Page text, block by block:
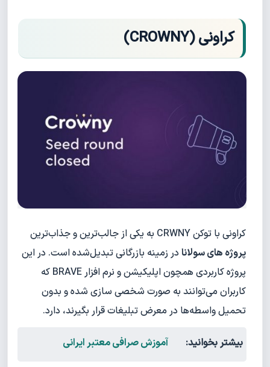
کراونی (CROWNY)
کراونی با توکن CRWNY به یکی از جالب‌ترین و جذاب‌ترین
پروژه های سولانا در زمینه بازرگانی تبدیل‌شده است. در این
پروژه کاربردی همچون اپلیکیشن و نرم افزار BRAVE که
کاربران می‌توانند به صورت شخصی سازی شده و بدون
تحمیل واسطه‌ها در معرض تبلیغات قرار بگیرند، دارد.
بیشتر بخوانید: آموزش صرافی معتبر ایرانی